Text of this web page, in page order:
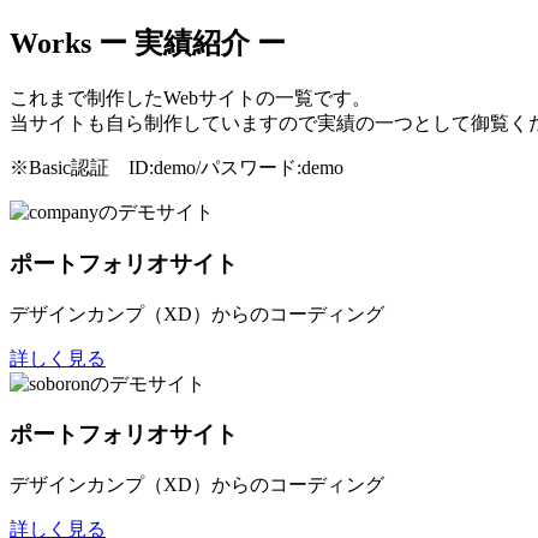
Works ー 実績紹介 ー
これまで制作したWebサイトの一覧です。
当サイトも自ら制作していますので実績の一つとして御覧く
※Basic認証 ID:demo/パスワード:demo
ポートフォリオサイト
デザインカンプ（XD）からのコーディング
詳しく見る
ポートフォリオサイト
デザインカンプ（XD）からのコーディング
詳しく見る